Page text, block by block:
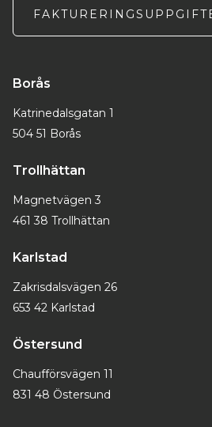
Borås
Katrinedalsgatan 1
504 51 Borås
Trollhättan
Magnetvägen 3
461 38 Trollhättan
Karlstad
Zakrisdalsvägen 26
653 42 Karlstad
Östersund
Chaufförsvägen 11
831 48 Östersund